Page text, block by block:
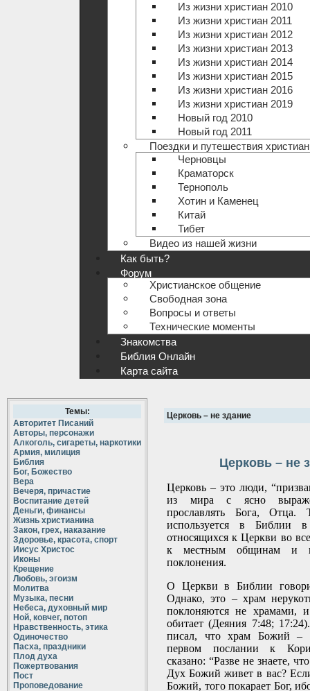
Из жизни христиан 2010
Из жизни христиан 2011
Из жизни христиан 2012
Из жизни христиан 2013
Из жизни христиан 2014
Из жизни христиан 2015
Из жизни христиан 2016
Из жизни христиан 2019
Новый год 2010
Новый год 2011
Поездки и путешествия христиан
Черновцы
Краматорск
Тернополь
Хотин и Каменец
Китай
Тибет
Видео из нашей жизни
Как быть?
Форум
Христианское общение
Свободная зона
Вопросы и ответы
Технические моменты
Знакомства
Библия Онлайн
Карта сайта
Темы:
Авторитет Писаний
Авторы, персонажи
Алкоголь, сигареты, наркотики
Армия, милиция
Библия
Бог, Божество
Вера
Вечеря, причастие
Воспитание детей
Деньги, финансы
Жизнь христианина
Закон, грех, наказание
Здоровье, красота, спорт
Иисус Христос
Иконы
Крещение
Любовь, эгоизм
Молитва
Музыка, песни
Небеса, духовный мир
Ной, ковчег, потоп
Нравственность, этика
Одиночество
Пасха, праздники
Плод духа
Пожертвования
Пост
Проповедование
Церковь – не здание
Церковь – не
Церковь – это люди,
из мира с ясно
прославлять Бога, Отца.
используется в Библии в
относящихся к Церкви во
к местным общинам и
поклонения.
О Церкви в Библии
Однако, это – храм
поклоняются не храмами,
обитает (Деяния 7:48;
писал, что храм Божий –
первом послании к
сказано: “Разве не знаете,
Дух Божий живет в вас?
Божий, того покарает Бог,